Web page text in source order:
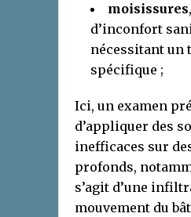
moisissures
d’inconfort
nécessitant un
spécifique ;
Ici, un examen
d’appliquer des
inefficaces sur
profonds,
s’agit d’une
mouvement du